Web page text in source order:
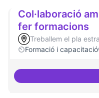
Col·laboració
fer formacions
Treballem el pla
Formació i capacitació